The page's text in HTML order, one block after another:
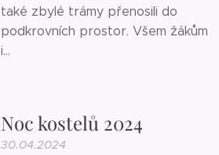
také zbylé trámy přenosili do
podkrovních prostor. Všem žákům
i...
Noc kostelů 2024
30.04.2024